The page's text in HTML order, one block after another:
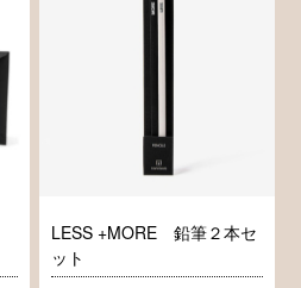
LESS +MORE 鉛筆２本セ
ット